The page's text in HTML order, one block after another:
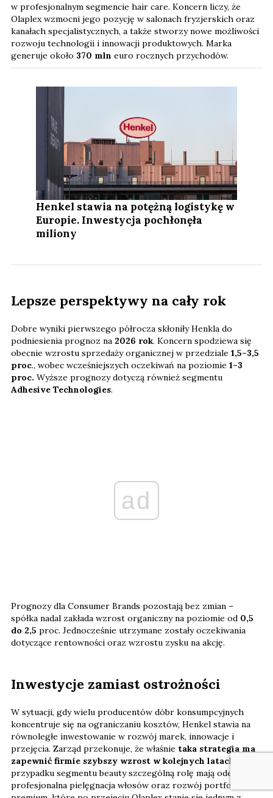
w profesjonalnym segmencie hair care. Koncern liczy, że
Olaplex wzmocni jego pozycję w salonach fryzjerskich oraz
kanałach specjalistycznych, a także stworzy nowe możliwości
rozwoju technologii i innowacji produktowych. Marka
generuje około 370 mln euro rocznych przychodów.
Henkel stawia na potężną logistykę w
Europie. Inwestycja pochłonęła
miliony
Lepsze perspektywy na cały rok
Dobre wyniki pierwszego półrocza skłoniły Henkla do
podniesienia prognoz na 2026 rok. Koncern spodziewa się
obecnie wzrostu sprzedaży organicznej w przedziale 1,5–3,5
proc., wobec wcześniejszych oczekiwań na poziomie 1–3
proc. Wyższe prognozy dotyczą również segmentu
Adhesive Technologies.
ad
Prognozy dla Consumer Brands pozostają bez zmian –
spółka nadal zakłada wzrost organiczny na poziomie od 0,5
do 2,5 proc. Jednocześnie utrzymane zostały oczekiwania
dotyczące rentowności oraz wzrostu zysku na akcję.
Inwestycje zamiast ostrożności
W sytuacji, gdy wielu producentów dóbr konsumpcyjnych
koncentruje się na ograniczaniu kosztów, Henkel stawia na
równoległe inwestowanie w rozwój marek, innowacje i
przejęcia. Zarząd przekonuje, że właśnie taka strategia ma
zapewnić firmie szybszy wzrost w kolejnych latach
przypadku segmentu beauty szczególną rolę mają odegrać
profesjonalna pielęgnacja włosów oraz rozwój portfolio